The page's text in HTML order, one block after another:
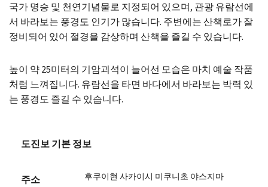
국가 명승 및 천연기념물로 지정되어 있으며, 관광 유람선에
서 바라보는 풍경도 인기가 많습니다. 주변에는 산책로가 잘
정비되어 있어 절경을 감상하며 산책을 즐길 수 있습니다.
높이 약 25미터의 기암괴석이 늘어선 모습은 마치 예술 작품
처럼 느껴집니다. 유람선을 타면 바다에서 바라보는 박력 있
는 풍경도 즐길 수 있습니다.
도진보 기본 정보
주소 후쿠이현 사카이시 미쿠니초 야스지마